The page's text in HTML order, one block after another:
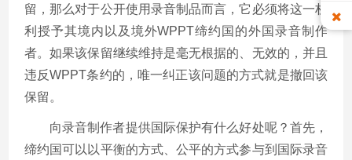
留，那么对于公开使用录音制品而言，它必须将这一权
利授予其境内以及境外WPPT缔约国的外国录音制作
者。如果该保留继续维持是毫无根据的、无效的，并且
违反WPPT条约的，唯一纠正该问题的方式就是撤回该
保留。
向录音制作者提供国际保护有什么好处呢？首先，
缔约国可以以平衡的方式、公平的方式参与到国际录音